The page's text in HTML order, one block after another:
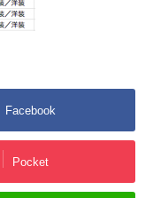
Facebook
Pocket